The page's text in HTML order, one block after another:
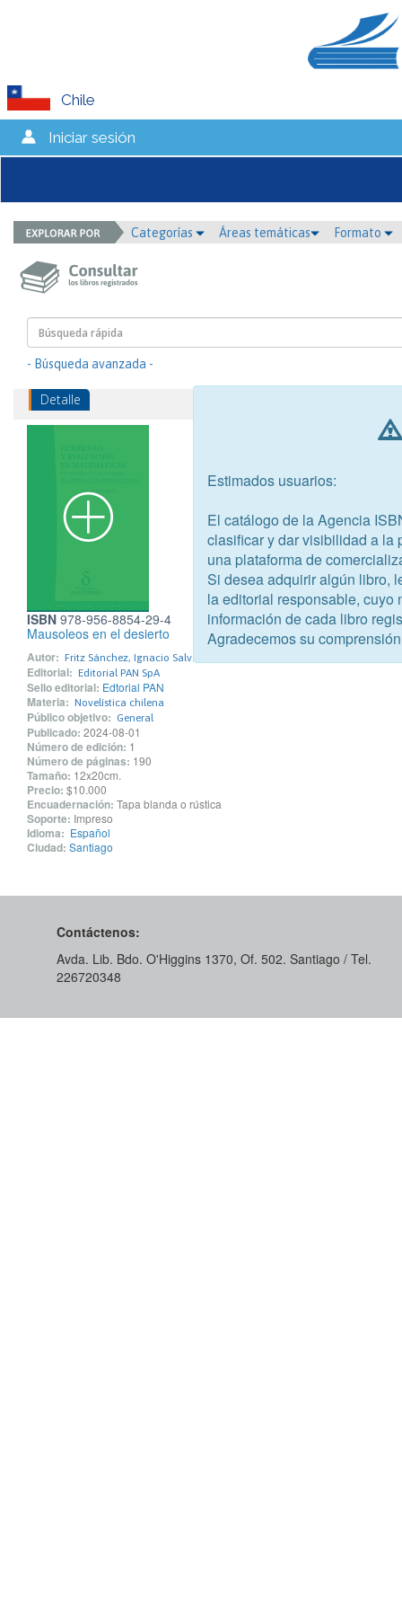
Chile
Iniciar sesión
Categorías Áreas temáticas Formato
- Búsqueda avanzada -
Detalle
ISBN 978-956-8854-29-4
Mausoleos en el desierto
Autor: Fritz Sánchez, Ignacio Salvador
Editorial: Editorial PAN SpA
Sello editorial: Edtorial PAN
Materia: Novelística chilena
Público objetivo: General
Publicado: 2024-08-01
Número de edición: 1
Número de páginas: 190
Tamaño: 12x20cm.
Precio: $10.000
Encuadernación: Tapa blanda o rústica
Soporte: Impreso
Idioma: Español
Ciudad: Santiago
Contáctenos:
Avda. Lib. Bdo. O'Higgins 1370, Of. 502. Santiago / Tel.
226720348
Estimados usuarios:
El catálogo de la Agencia
clasificar y dar visibilidad a la
una plataforma de
Si desea adquirir algún libro,
la editorial responsable, cuyo
información de cada libro
Agradecemos su